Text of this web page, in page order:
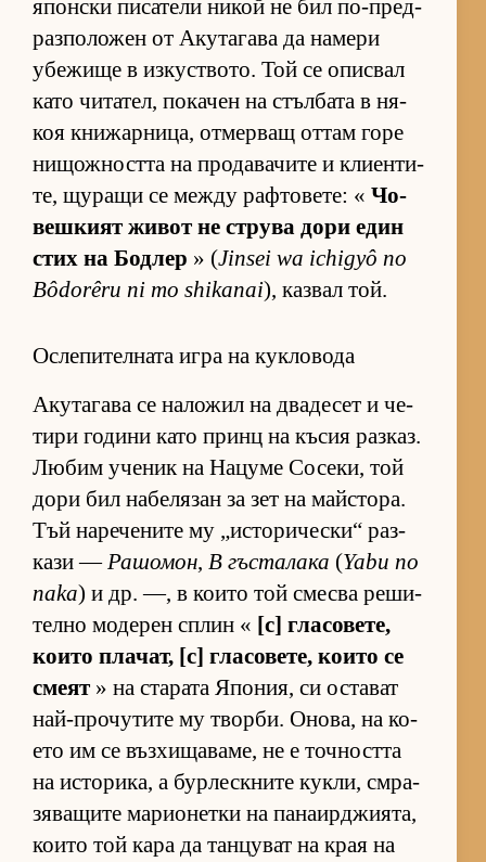
япон­ски пи­са­тели ни­кой не бил по-пред­
раз­по­ло­жен от Аку­та­гава да на­мери
убе­жище в из­кус­т­во­то. Той се опис­вал
като чи­та­тел, по­ка­чен на стъл­бата в ня­
коя кни­жар­ни­ца, от­мер­ващ от­там горе
ни­щож­ността на про­да­ва­чите и кли­ен­ти­
те, щу­ращи се между раф­то­ве­те: « Чо­
веш­кият жи­вот не струва дори един
стих на Бод­лер » (Jinsei wa ichigyô no
Bôdorêru ni mo shikanai), каз­вал той.
Ослепителната игра на кукловода
Аку­та­гава се на­ло­жил на два­де­сет и че­
тири го­дини като принц на къ­сия раз­каз.
Лю­бим уче­ник на На­цуме Со­се­ки, той
дори бил на­бе­ля­зан за зет на майс­то­ра.
Тъй на­ре­че­ните му „ис­то­ри­чес­ки“ раз­
кази —Рашомон, В гъс­та­лака (Yabu no
naka) и др. —, в ко­ито той смесва ре­ши­
телно мо­де­рен сплин « [с] гла­со­ве­те,
ко­ито пла­чат, [с] гла­со­ве­те, ко­ито се
смеят » на ста­рата Япо­ния, си ос­та­ват
най-про­чу­тите му твор­би. Оно­ва, на ко­
ето им се въз­хи­ща­ва­ме, не е точ­ността
на ис­то­ри­ка, а бур­лес­к­ните кук­ли, смра­
зя­ва­щите ма­ри­о­нетки на па­на­ир­джи­я­та,
ко­ито той кара да тан­цу­ват на края на